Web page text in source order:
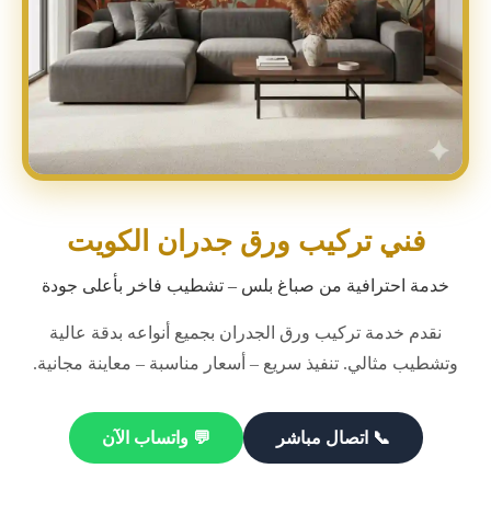
فني تركيب ورق جدران الكويت
خدمة احترافية من صباغ بلس – تشطيب فاخر بأعلى جودة
نقدم خدمة تركيب ورق الجدران بجميع أنواعه بدقة عالية
وتشطيب مثالي. تنفيذ سريع – أسعار مناسبة – معاينة مجانية.
📞 اتصال مباشر 💬 واتساب الآن